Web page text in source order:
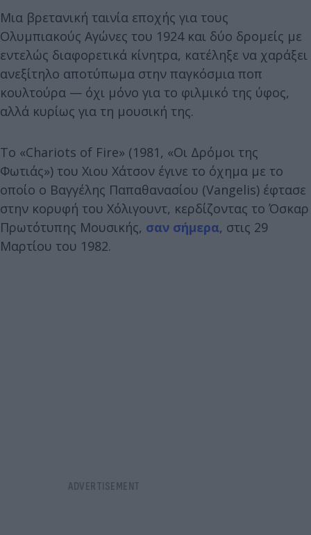
Μια βρετανική ταινία εποχής για τους
Ολυμπιακούς Αγώνες του 1924 και δύο δρομείς με
εντελώς διαφορετικά κίνητρα, κατέληξε να χαράξει
ανεξίτηλο αποτύπωμα στην παγκόσμια ποπ
κουλτούρα — όχι μόνο για το φιλμικό της ύφος,
αλλά κυρίως για τη μουσική της.
Το «Chariots of Fire» (1981, «Οι Δρόμοι της
Φωτιάς») του Χιου Χάτσον έγινε το όχημα με το
οποίο ο Βαγγέλης Παπαθανασίου (Vangelis) έφτασε
στην κορυφή του Χόλιγουντ, κερδίζοντας το Όσκαρ
Πρωτότυπης Μουσικής, σαν σήμερα, στις 29
Μαρτίου του 1982.